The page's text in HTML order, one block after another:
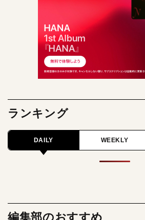
ランキング
DAILY WEEKLY
編集部のおすすめ